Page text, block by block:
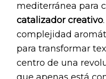
mediterránea para
catalizador creativo
complejidad
para transformar
centro de una